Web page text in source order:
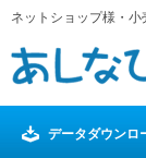
ネットショップ様・
データダウンロ